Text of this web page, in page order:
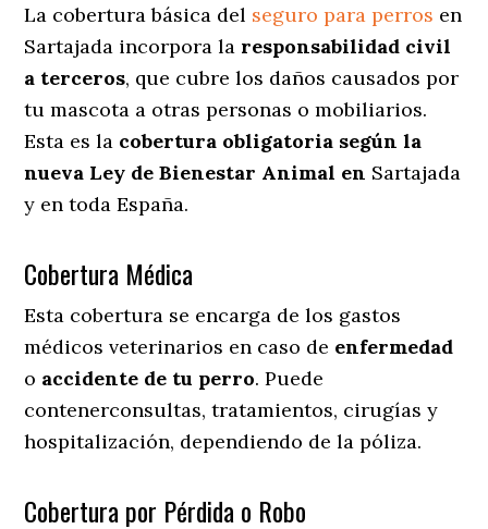
La cobertura básica del seguro para perros en
Sartajada incorpora la responsabilidad civil
a terceros, que cubre los daños causados por
tu mascota a otras personas o mobiliarios.
Esta es la cobertura obligatoria según la
nueva Ley de Bienestar Animal en Sartajada
y en toda España.
Cobertura Médica
Esta cobertura se encarga de los gastos
médicos veterinarios en caso de enfermedad
o accidente de tu perro. Puede
contenerconsultas, tratamientos, cirugías y
hospitalización, dependiendo de la póliza.
Cobertura por Pérdida o Robo